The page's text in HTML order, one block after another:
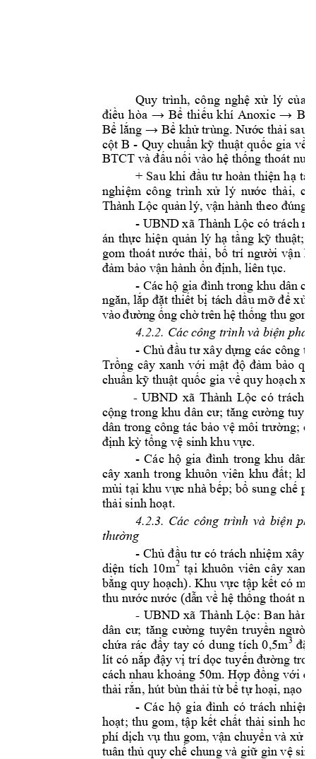
Quy trình, công nghệ xử lý của
điều hòa → Bể thiếu khí Anoxic → Bể
Bể lắng → Bể khử trùng. Nước thải
cột B - Quy chuẩn kỹ thuật quốc gia về
BTCT và đấu nối vào hệ thống thoát
+ Sau khi đầu tư hoàn thiện hạ
nghiệm công trình xử lý nước thải,
Thành Lộc quản lý, vận hành theo đúng
- UBND xã Thành Lộc có trách
án thực hiện quản lý hạ tầng kỹ thuật;
gom thoát nước thải, bố trí người vận
đảm bảo vận hành ổn định, liên tục.
- Các hộ gia đình trong khu dân cư
ngăn, lắp đặt thiết bị tách dầu mỡ để xử
vào đường ống chờ trên hệ thống thu gom
4.2.2. Các công trình và biện
- Chủ đầu tư xây dựng các công
Trồng cây xanh với mật độ đảm bảo qu
chuẩn kỹ thuật quốc gia về quy hoạch
- UBND xã Thành Lộc có trách
cộng trong khu dân cư; tăng cường
dân trong công tác bảo vệ môi trường; ch
định kỳ tổng vệ sinh khu vực.
- Các hộ gia đình trong khu dân
cây xanh trong khuôn viên khu đất;
mùi tại khu vực nhà bếp; bổ sung chế ph
thải sinh hoạt.
4.2.3. Các công trình và biện p
thường
- Chủ đầu tư có trách nhiệm xây
diện tích 10m2 tại khuôn viên cây xanh
bằng quy hoạch). Khu vực tập kết có
thu nước nước (dẫn về hệ thống thoát
- UBND xã Thành Lộc: Ban
dân cư; tăng cường tuyên truyền người
chứa rác đẩy tay có dung tích 0,5m3 đặt
lít có nắp đậy vị trí dọc tuyến đường tr
cách nhau khoảng 50m. Hợp đồng với
thải rắn, hút bùn thải từ bể tự hoại, nạo
- Các hộ gia đình có trách nhiệm
hoạt; thu gom, tập kết chất thải sinh
phí dịch vụ thu gom, vận chuyển và xử
tuân thủ quy chế chung và giữ gìn vệ